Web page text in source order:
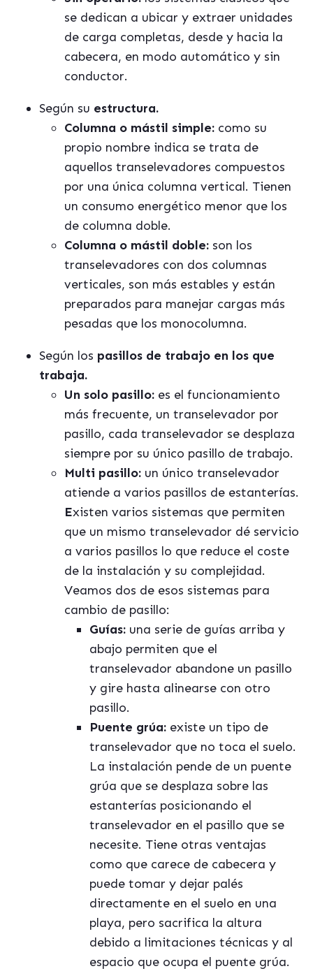
se dedican a ubicar y extraer unidades
de carga completas, desde y hacia la
cabecera, en modo automático y sin
conductor.
Según su estructura.
Columna o mástil simple: como su
propio nombre indica se trata de
aquellos transelevadores compuestos
por una única columna vertical. Tienen
un consumo energético menor que los
de columna doble.
Columna o mástil doble: son los
transelevadores con dos columnas
verticales, son más estables y están
preparados para manejar cargas más
pesadas que los monocolumna.
Según los pasillos de trabajo en los que
trabaja.
Un solo pasillo: es el funcionamiento
más frecuente, un transelevador por
pasillo, cada transelevador se desplaza
siempre por su único pasillo de trabajo.
Multi pasillo: un único transelevador
atiende a varios pasillos de estanterías.
Existen varios sistemas que permiten
que un mismo transelevador dé servicio
a varios pasillos lo que reduce el coste
de la instalación y su complejidad.
Veamos dos de esos sistemas para
cambio de pasillo:
Guías: una serie de guías arriba y
abajo permiten que el
transelevador abandone un pasillo
y gire hasta alinearse con otro
pasillo.
Puente grúa: existe un tipo de
transelevador que no toca el suelo.
La instalación pende de un puente
grúa que se desplaza sobre las
estanterías posicionando el
transelevador en el pasillo que se
necesite. Tiene otras ventajas
como que carece de cabecera y
puede tomar y dejar palés
directamente en el suelo en una
playa, pero sacrifica la altura
debido a limitaciones técnicas y al
espacio que ocupa el puente grúa.